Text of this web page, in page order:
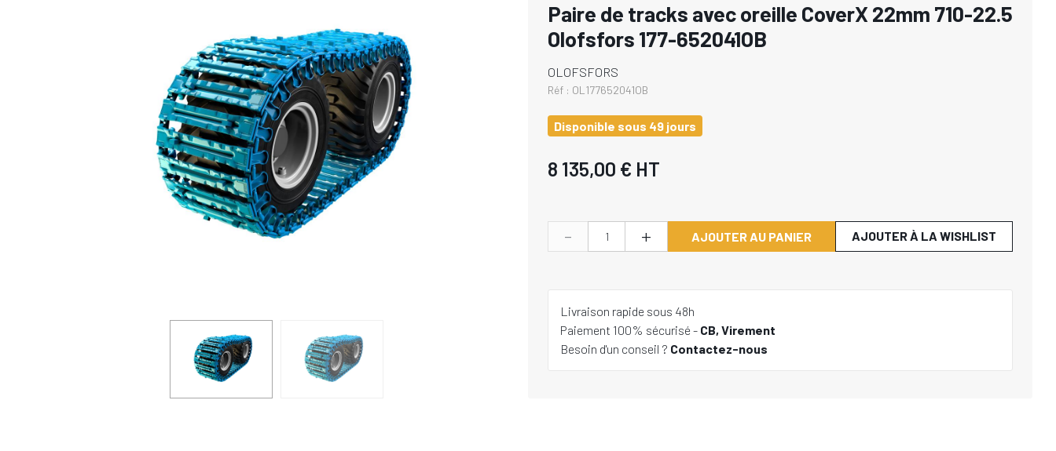
Paire de tracks avec oreille CoverX 22mm 710-22.5
Olofsfors 177-652041OB
OLOFSFORS
Réf : OL177652041OB
Disponible sous 49 jours
8 135,00 € HT
- + AJOUTER AU PANIER AJOUTER À LA WISHLIST
Livraison rapide sous 48h
Paiement 100% sécurisé - CB, Virement
Besoin d'un conseil ? Contactez-nous